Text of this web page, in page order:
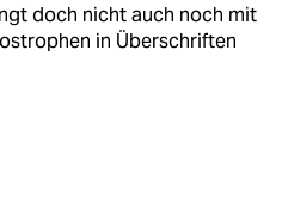
doch nicht auch noch mit
in Überschriften